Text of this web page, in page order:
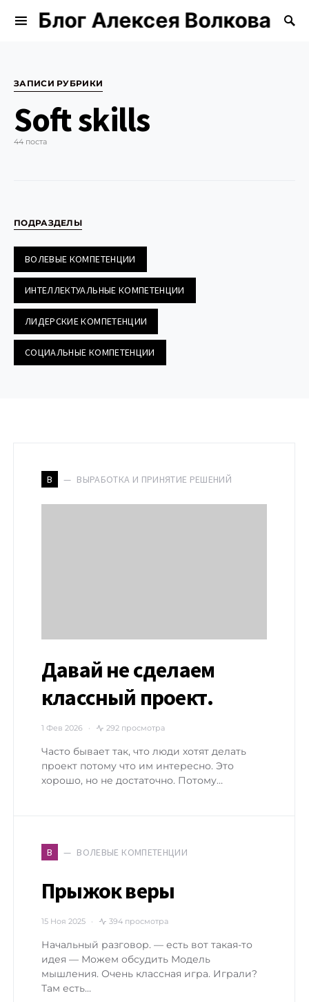
Блог Алексея Волкова
Search for:
ЗАПИСИ РУБРИКИ
Soft skills
44 поста
ПОДРАЗДЕЛЫ
ВОЛЕВЫЕ КОМПЕТЕНЦИИ
ИНТЕЛЛЕКТУАЛЬНЫЕ КОМПЕТЕНЦИИ
ЛИДЕРСКИЕ КОМПЕТЕНЦИИ
СОЦИАЛЬНЫЕ КОМПЕТЕНЦИИ
В ВЫРАБОТКА И ПРИНЯТИЕ РЕШЕНИЙ
Давай не сделаем
классный проект.
1 Фев 2026 292 просмотра
Часто бывает так, что люди хотят делать
проект потому что им интересно. Это
хорошо, но не достаточно. Потому…
В ВОЛЕВЫЕ КОМПЕТЕНЦИИ
Прыжок веры
15 Ноя 2025 394 просмотра
Начальный разговор. — есть вот такая-то
идея — Можем обсудить Модель
мышления. Очень классная игра. Играли?
Там есть…